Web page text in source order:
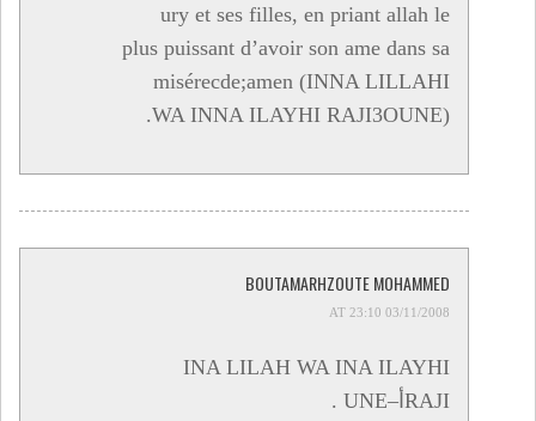
ury et ses filles, en priant allah le
plus puissant d’avoir son ame dans sa
misérecde;amen (INNA LILLAHI
WA INNA ILAYHI RAJI3OUNE).
BOUTAMARHZOUTE MOHAMMED
03/11/2008 AT 23:10
INA LILAH WA INA ILAYHI
RAJIأ–UNE .